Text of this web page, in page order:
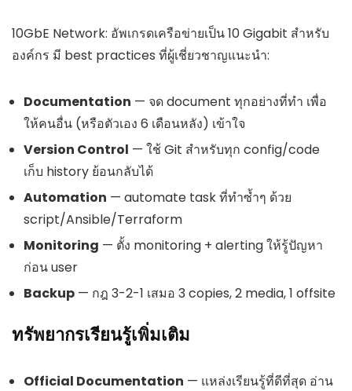
10GbE Network: อัพเกรดเครือข่ายเป็น 10 Gigabit สำหรับ
องค์กร มี best practices ที่ผู้เชี่ยวชาญแนะนำ:
Documentation — จด document ทุกอย่างที่ทำ เพื่อ
ให้คนอื่น (หรือตัวเอง 6 เดือนหลัง) เข้าใจ
Version Control — ใช้ Git สำหรับทุก config/code
เก็บ history ย้อนกลับได้
Automation — automate task ที่ทำซ้ำๆ ด้วย
script/Ansible/Terraform
Monitoring — ตั้ง monitoring + alerting ให้รู้ปัญหา
ก่อน user
Backup — กฎ 3-2-1 เสมอ 3 copies, 2 media, 1 offsite
ทรัพยากรเรียนรู้เพิ่มเติม
Official Documentation — แหล่งเรียนรู้ที่ดีที่สุด อ่าน